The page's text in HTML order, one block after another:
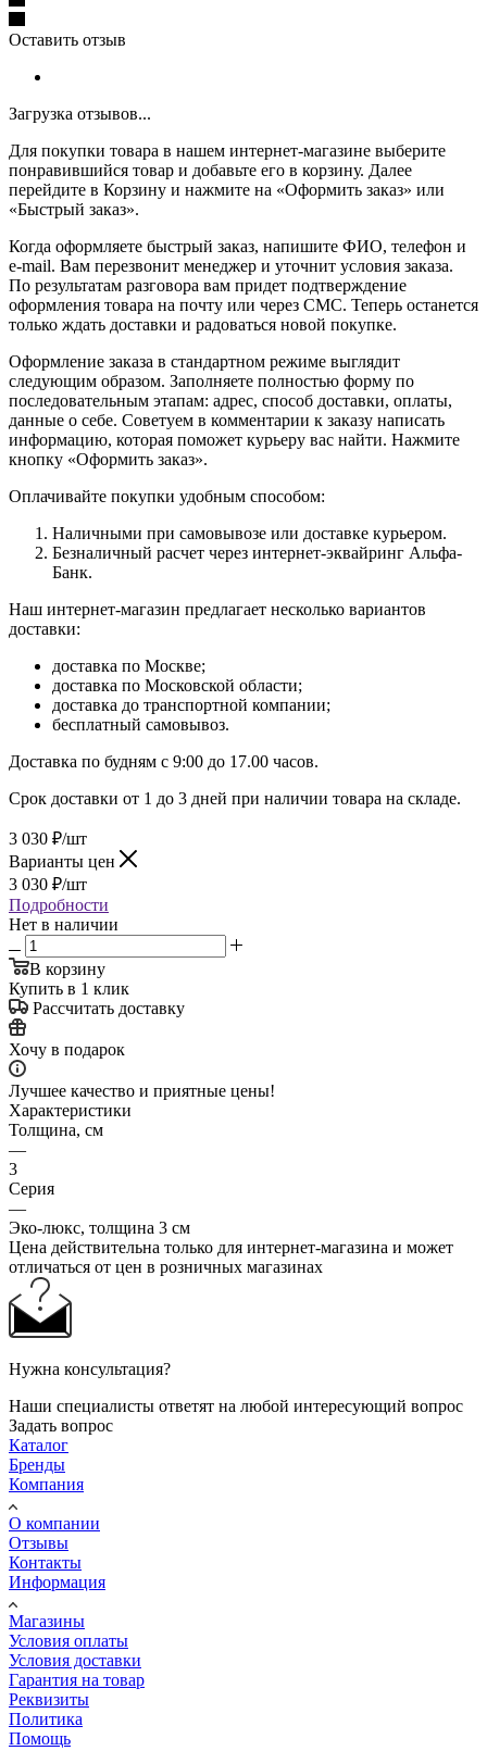
Оставить отзыв
Загрузка отзывов...
Для покупки товара в нашем интернет-магазине выберите
понравившийся товар и добавьте его в корзину. Далее
перейдите в Корзину и нажмите на «Оформить заказ» или
«Быстрый заказ».
Когда оформляете быстрый заказ, напишите ФИО, телефон и
e-mail. Вам перезвонит менеджер и уточнит условия заказа.
По результатам разговора вам придет подтверждение
оформления товара на почту или через СМС. Теперь останется
только ждать доставки и радоваться новой покупке.
Оформление заказа в стандартном режиме выглядит
следующим образом. Заполняете полностью форму по
последовательным этапам: адрес, способ доставки, оплаты,
данные о себе. Советуем в комментарии к заказу написать
информацию, которая поможет курьеру вас найти. Нажмите
кнопку «Оформить заказ».
Оплачивайте покупки удобным способом:
Наличными при самовывозе или доставке курьером.
Безналичный расчет через интернет-эквайринг Альфа-
Банк.
Наш интернет-магазин предлагает несколько вариантов
доставки:
доставка по Москве;
доставка по Московской области;
доставка до транспортной компании;
бесплатный самовывоз.
Доставка по будням с 9:00 до 17.00 часов.
Срок доставки от 1 до 3 дней при наличии товара на складе.
3 030 ₽/шт
Варианты цен
3 030 ₽/шт
Подробности
Нет в наличии
В корзину
Купить в 1 клик
Рассчитать доставку
Хочу в подарок
Лучшее качество и приятные цены!
Характеристики
Толщина, см
—
3
Серия
—
Эко-люкс, толщина 3 см
Цена действительна только для интернет-магазина и может
отличаться от цен в розничных магазинах
Нужна консультация?
Наши специалисты ответят на любой интересующий вопрос
Задать вопрос
Каталог
Бренды
Компания
О компании
Отзывы
Контакты
Информация
Магазины
Условия оплаты
Условия доставки
Гарантия на товар
Реквизиты
Политика
Помощь